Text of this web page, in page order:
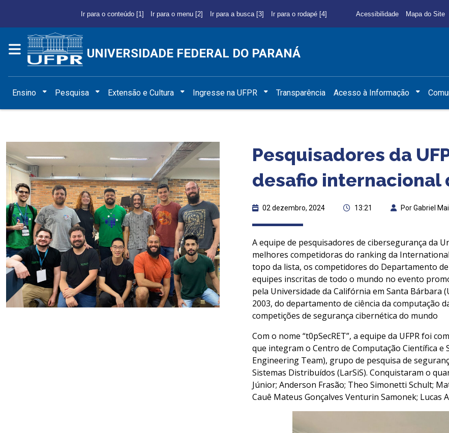
Ir para o conteúdo [1] Ir para o menu [2] Ir para a busca [3] Ir para o rodapé [4] Acessibilidade Mapa do Site
UNIVERSIDADE FEDERAL DO PARANÁ
Ensino Pesquisa Extensão e Cultura Ingresse na UFPR Transparência Acesso à Informação
Pesquisadores da
desafio internacional
02 dezembro, 2024 13:21 Por Gabriel
A equipe de pesquisadores de cibersegurança da
melhores competidoras do ranking da
topo da lista, os competidores do Departamento
equipes inscritas de todo o mundo no evento
pela Universidade da Califórnia em Santa Bárbara
2003, do departamento de ciência da computação
competições de segurança cibernética do mundo
Com o nome “t0pSecRET”, a equipe da UFPR foi
que integram o Centro de Computação Científica e
Engineering Team), grupo de pesquisa de
Sistemas Distribuídos (LarSiS). Conquistaram o
Júnior; Anderson Frasão; Theo Simonetti Schult;
Cauê Mateus Gonçalves Venturin Samonek; Lucas